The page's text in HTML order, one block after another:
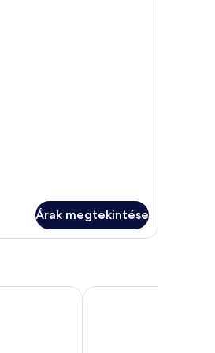
Árak megtekintése
Andakira Hotel